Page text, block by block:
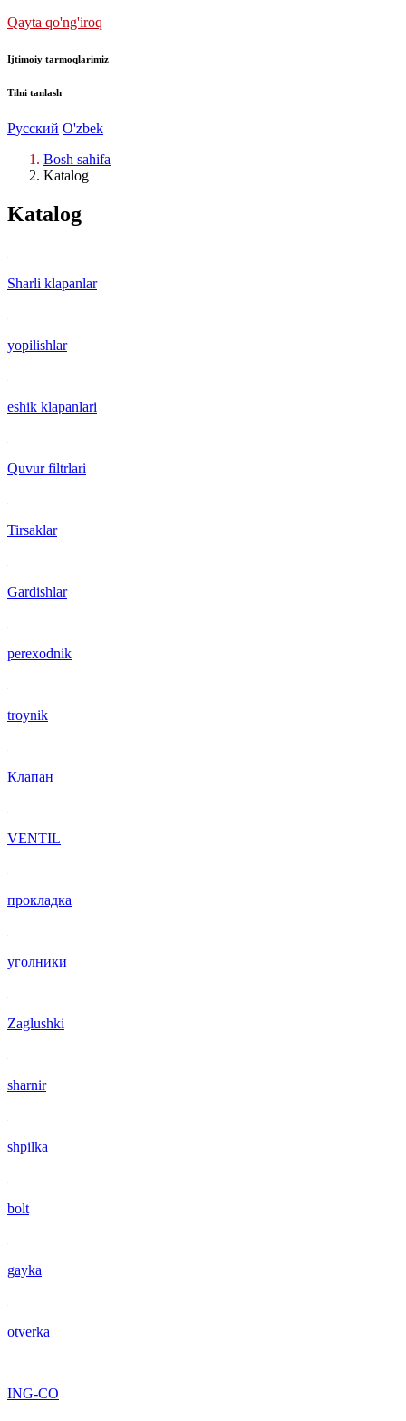
Qayta qo'ng'iroq
Ijtimoiy tarmoqlarimiz
Tilni tanlash
Русский O'zbek
Bosh sahifa
Katalog
Katalog
Sharli klapanlar
yopilishlar
eshik klapanlari
Quvur filtrlari
Tirsaklar
Gardishlar
perexodnik
troynik
Клапан
VENTIL
прокладка
уголники
Zaglushki
sharnir
shpilka
bolt
gayka
otverka
ING-CO